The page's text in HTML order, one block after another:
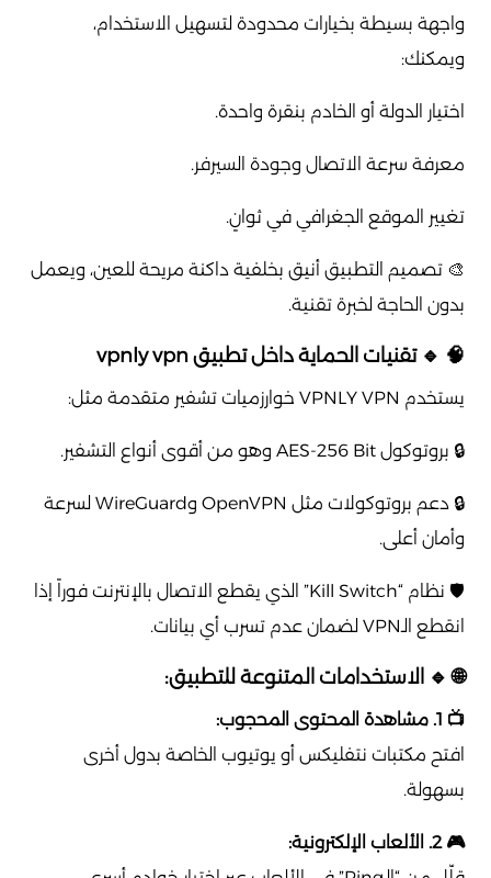
واجهة بسيطة بخيارات محدودة لتسهيل الاستخدام،
ويمكنك:
اختيار الدولة أو الخادم بنقرة واحدة.
معرفة سرعة الاتصال وجودة السيرفر.
تغيير الموقع الجغرافي في ثوانٍ.
🎨 تصميم التطبيق أنيق بخلفية داكنة مريحة للعين، ويعمل
بدون الحاجة لخبرة تقنية.
🧠 🔹 تقنيات الحماية داخل تطبيق vpnly vpn
يستخدم VPNLY VPN خوارزميات تشفير متقدمة مثل:
🔒 بروتوكول AES-256 Bit وهو من أقوى أنواع التشفير.
🔒 دعم بروتوكولات مثل OpenVPN وWireGuard لسرعة
وأمان أعلى.
🛡️ نظام “Kill Switch” الذي يقطع الاتصال بالإنترنت فوراً إذا
انقطع الـVPN لضمان عدم تسرب أي بيانات.
🌐 🔹 الاستخدامات المتنوعة للتطبيق:
📺 1. مشاهدة المحتوى المحجوب:
افتح مكتبات نتفليكس أو يوتيوب الخاصة بدول أخرى
بسهولة.
🎮 2. الألعاب الإلكترونية: